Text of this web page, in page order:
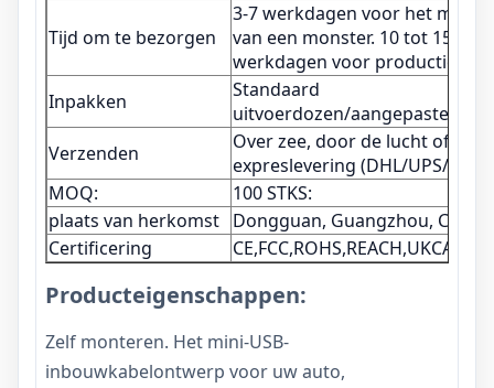
Tijd om te bezorgen
3-7 werkdagen voor het maken
van een monster. 10 tot 15
werkdagen voor productie.
Inpakken
Standaard
uitvoerdozen/aangepaste
Verzenden
Over zee, door de lucht of per
expreslevering (DHL/UPS/
MOQ:
100 STKS:
plaats van herkomst Dongguan, Guangzhou, China
Certificering
CE,FCC,ROHS,REACH,UKCA
Producteigenschappen:
Zelf monteren. Het mini-USB-
inbouwkabelontwerp voor uw auto,